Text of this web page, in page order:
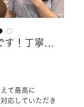
す！丁寧…
て最高に
応していただき